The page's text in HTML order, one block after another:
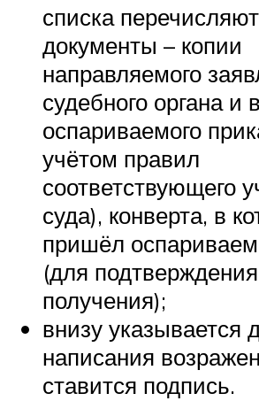
списка
документы – копии
направляемого
судебного органа и
оспариваемого
учётом правил
соответствующего
суда), конверта, в
пришёл
(для
получения);
внизу указывается
написания
ставится подпись.